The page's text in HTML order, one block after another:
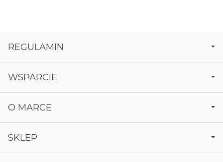
REGULAMIN
WSPARCIE
O MARCE
SKLEP